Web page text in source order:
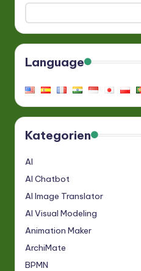
Language
Kategorien
AI
AI Chatbot
AI Image Translator
AI Visual Modeling
Animation Maker
ArchiMate
BPMN